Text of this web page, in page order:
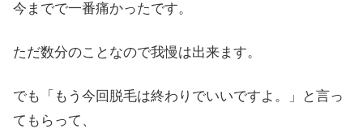
今までで一番痛かったです。
ただ数分のことなので我慢は出来ます。
でも「もう今回脱毛は終わりでいいですよ。」と言っ
てもらって、